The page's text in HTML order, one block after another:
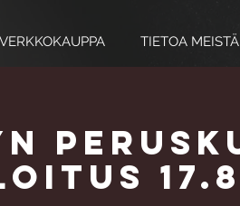
VERKKOKAUPPA TIETOA MEISTÄ